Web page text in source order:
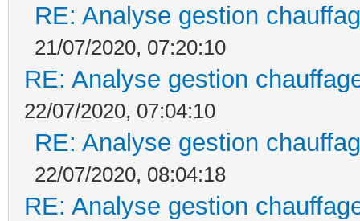
RE: Analyse gestion
21/07/2020, 07:20:10
RE: Analyse gestion
22/07/2020, 07:04:10
RE: Analyse gestion
22/07/2020, 08:04:18
RE: Analyse gestion